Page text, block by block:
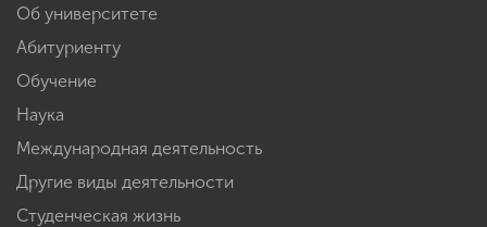
Об университете
Абитуриенту
Обучение
Наука
Международная деятельность
Другие виды деятельности
Студенческая жизнь